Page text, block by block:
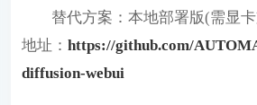
替代方案：本地部署版(需显
地址： https://github.com/
diffusion-webui